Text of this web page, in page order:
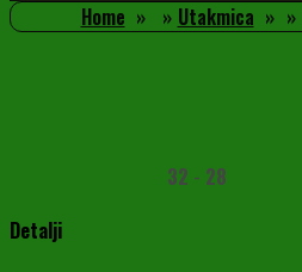
Home Utakmica
32 - 28
Detalji